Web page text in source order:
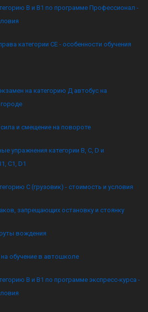
B и B1 по программе Профессионал -
категории CE - особенности обучения
на категорию Д автобус на
и смещение на повороте
упражнения категории B, C, D и
C1, D1
C (грузовик) - стоимость и условия
запрещающих остановку и стоянку
вождения
на обучение в автошколе
B и B1 по программе экспресс-курса -